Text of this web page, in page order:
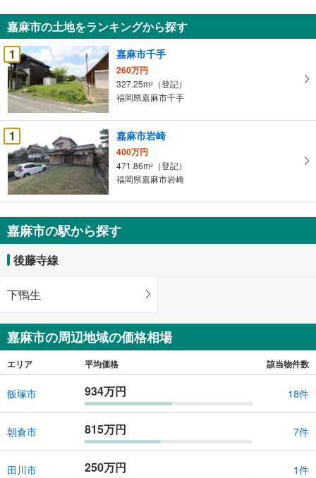
知
を
受
け
取
る
条
件
を
マ
イ
ペ
ー
ジ
に
保
す
嘉麻市の土地をランキングから探す
1
嘉麻市千手
260万円
327.25m2
（登記）
福岡県嘉麻市千手
1 嘉麻市岩崎
400万円
471.86m2
（登記）
福岡県嘉麻市岩崎
嘉麻市の駅から探す
後藤寺線
下鴨生
嘉麻市の周辺地域の価格相場
エリア 平均価格 該当物件数
飯塚市 934万円 18件
朝倉市 815万円 7件
田川市 250万円 1件